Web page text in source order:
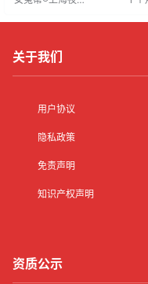
夜场服务员工作包括接待、提供
入或积累
关于我们
用户协议
隐私政策
免责声明
知识产权声明
资质公示